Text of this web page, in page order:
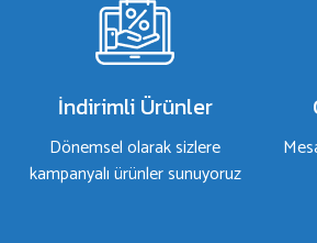
daha pahalı.
olmalı.
İndirimli Ürünler
Dönemsel olarak sizlere
kampanyalı ürünler sunuyoruz